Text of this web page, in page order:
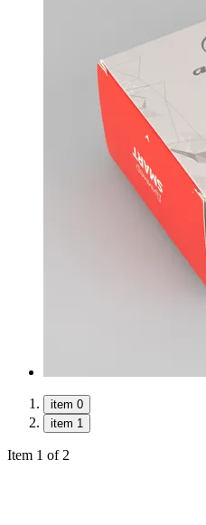
item 0
item 1
Item 1 of 2